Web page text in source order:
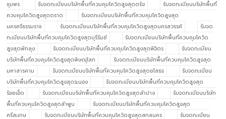
ชุมพร
รับจดทะเบียนบริษัทพื้นที่ควบคุมโควิดสูงสุดตรัง
รับจดทะเบียนบริษัทพื้นที่
ควบคุมโควิดสูงสุดตราด
รับจดทะเบียนบริษัทพื้นที่ควบคุมโควิดสูงสุด
นครศรีธรรมราช
รับจดทะเบียนบริษัทพื้นที่ควบคุมโควิดสูงสุดนครสวรรค์
รับจด
ทะเบียนบริษัทพื้นที่ควบคุมโควิดสูงสุดบุรีรัมย์
รับจดทะเบียนบริษัทพื้นที่ควบคุมโควิด
สูงสุดพัทลุง
รับจดทะเบียนบริษัทพื้นที่ควบคุมโควิดสูงสุดพิจิตร
รับจดทะเบียน
บริษัทพื้นที่ควบคุมโควิดสูงสุดพิษณุโลก
รับจดทะเบียนบริษัทพื้นที่ควบคุมโควิดสูงสุด
มหาสารคาม
รับจดทะเบียนบริษัทพื้นที่ควบคุมโควิดสูงสุดยโสธร
รับจดทะเบียน
บริษัทพื้นที่ควบคุมโควิดสูงสุดระนอง
รับจดทะเบียนบริษัทพื้นที่ควบคุมโควิดสูงสุด
ร้อยเอ็ด
รับจดทะเบียนบริษัทพื้นที่ควบคุมโควิดสูงสุดลำปาง
รับจดทะเบียนบริษัท
พื้นที่ควบคุมโควิดสูงสุดลำพูน
รับจดทะเบียนบริษัทพื้นที่ควบคุมโควิดสูงสุด
ศรีสะเกษ
รับจดทะเบียนบริษัทพื้นที่ควบคุมโควิดสูงสุดสกลนคร
รับจดทะเบียน